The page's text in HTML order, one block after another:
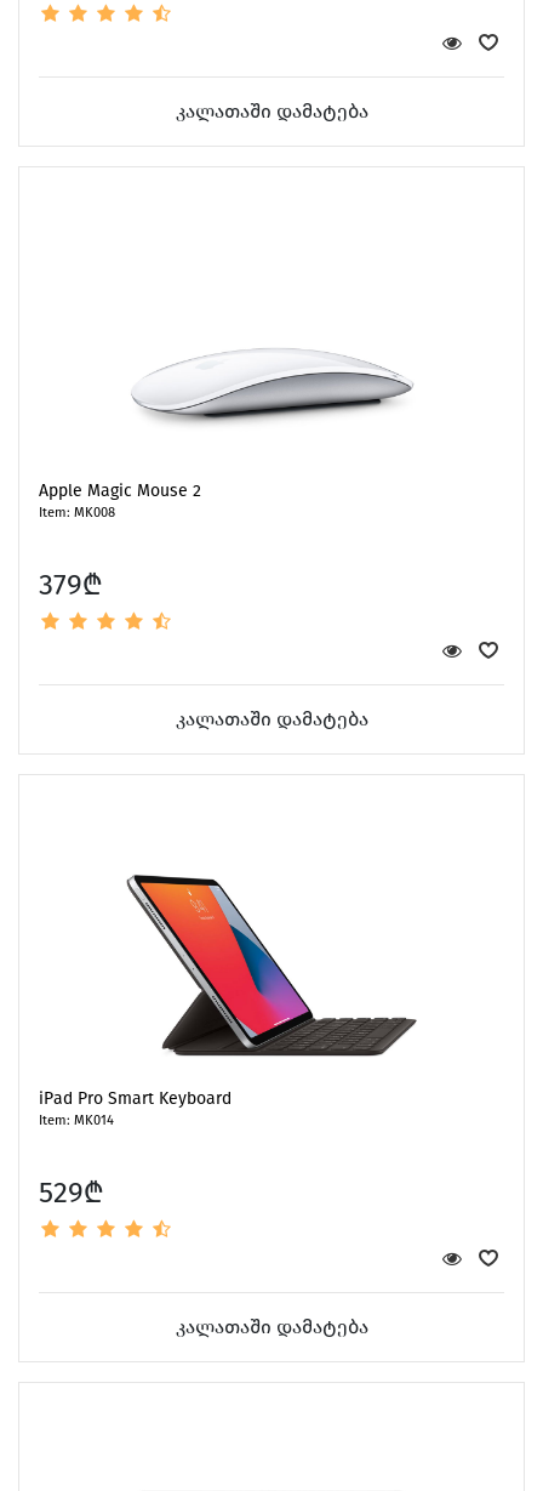
კალათაში დამატება
Apple Magic Mouse 2
Item: MK008
379₾
კალათაში დამატება
iPad Pro Smart Keyboard
Item: MK014
529₾
კალათაში დამატება